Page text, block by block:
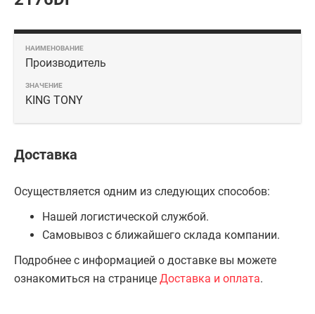
Производитель
KING TONY
Доставка
Осуществляется одним из следующих способов:
Нашей логистической службой.
Самовывоз с ближайшего склада компании.
Подробнее с информацией о доставке вы можете
ознакомиться на странице Доставка и оплата.